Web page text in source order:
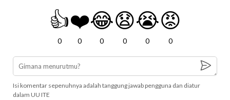
👍
0
❤️
0
😂
0
😧
0
😭
0
😡
0
Isi komentar sepenuhnya adalah tanggung jawab pengguna dan diatur
dalam UU ITE